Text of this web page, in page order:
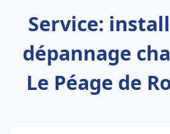
Service:
dépannage
Le Péage de